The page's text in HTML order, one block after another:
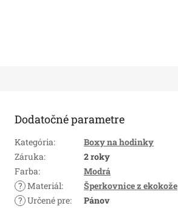
Dodatočné parametre
Kategória:
Boxy na hodinky
Záruka:
2 roky
Farba:
Modrá
? Materiál:
Šperkovnice z ekokože
? Určené pre: Pánov